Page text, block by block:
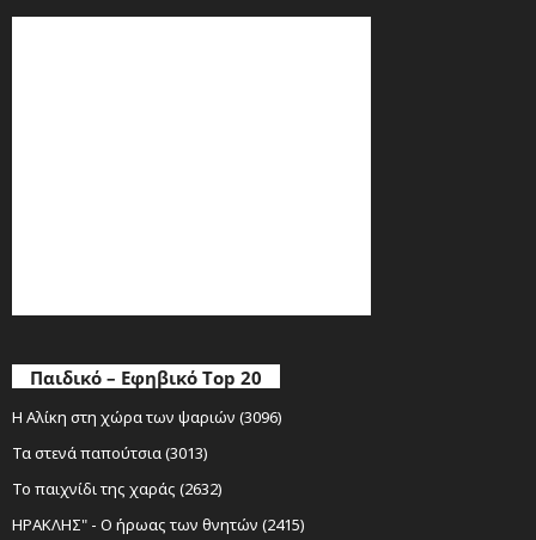
Παιδικό – Εφηβικό Top 20
Η Αλίκη στη χώρα των ψαριών (3096)
Τα στενά παπούτσια (3013)
Το παιχνίδι της χαράς (2632)
ΗΡΑΚΛΗΣ" - Ο ήρωας των θνητών (2415)